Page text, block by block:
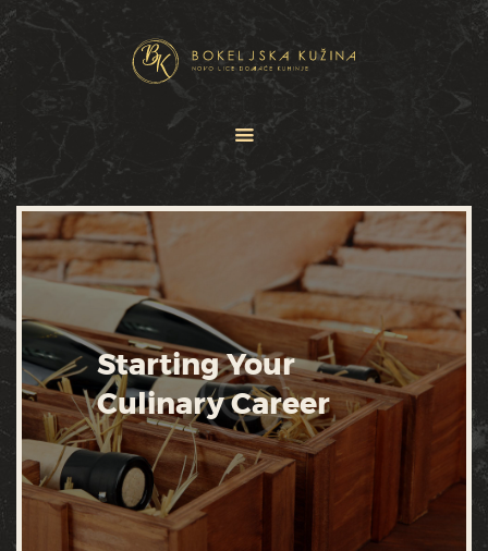
Starting Your
Culinary Career
JELOVNICI
USLUGE
O NAMA
GALERIJA
KONTAKT